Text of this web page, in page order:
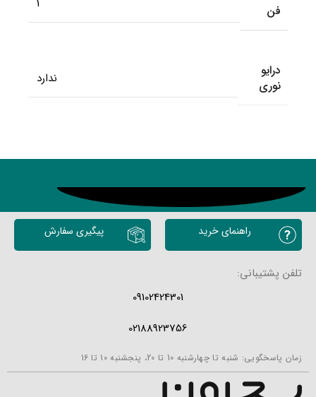
فن
درایو
نوری
ندارد
محصولات مشابه
راهنمای خرید پیگیری سفارش
تلفن پشتیبانی:
09102424301
02188923756
زمان پاسخگویی: شنبه تا چهارشنبه 10 تا 20، پنجشنبه 10 تا 16